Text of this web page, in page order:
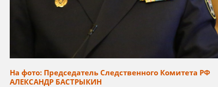
На фото: Председатель Следственного Комитета РФ
АЛЕКСАНДР БАСТРЫКИН